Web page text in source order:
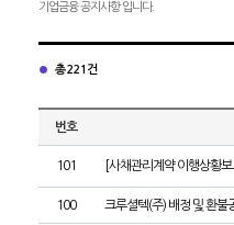
기업금융 공지사항 입니다.
총 221건
번호
101 [사채관리계약 이행상황
100 크루셜텍(주) 배정 및 환불